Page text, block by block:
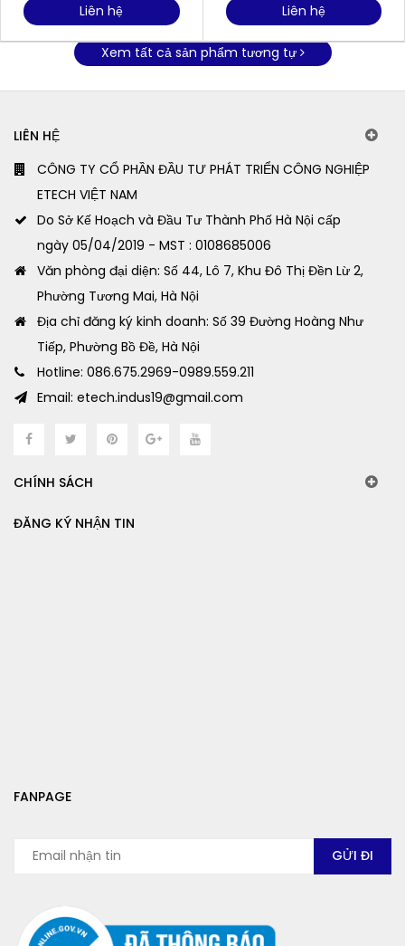
Liên hệ Liên hệ
Xem tất cả sản phẩm tương tự
LIÊN HỆ
CÔNG TY CỔ PHẦN ĐẦU TƯ PHÁT TRIỂN CÔNG NGHIỆP
ETECH VIỆT NAM
Do Sở Kế Hoạch và Đầu Tư Thành Phố Hà Nội cấp
ngày 05/04/2019 - MST : 0108685006
Văn phòng đại diện: Số 44, Lô 7, Khu Đô Thị Đền Lừ 2,
Phường Tương Mai, Hà Nội
Địa chỉ đăng ký kinh doanh: Số 39 Đường Hoàng Như
Tiếp, Phường Bồ Đề, Hà Nội
Hotline: 086.675.2969-0989.559.211
Email: etech.indus19@gmail.com
CHÍNH SÁCH
ĐĂNG KÝ NHẬN TIN
FANPAGE